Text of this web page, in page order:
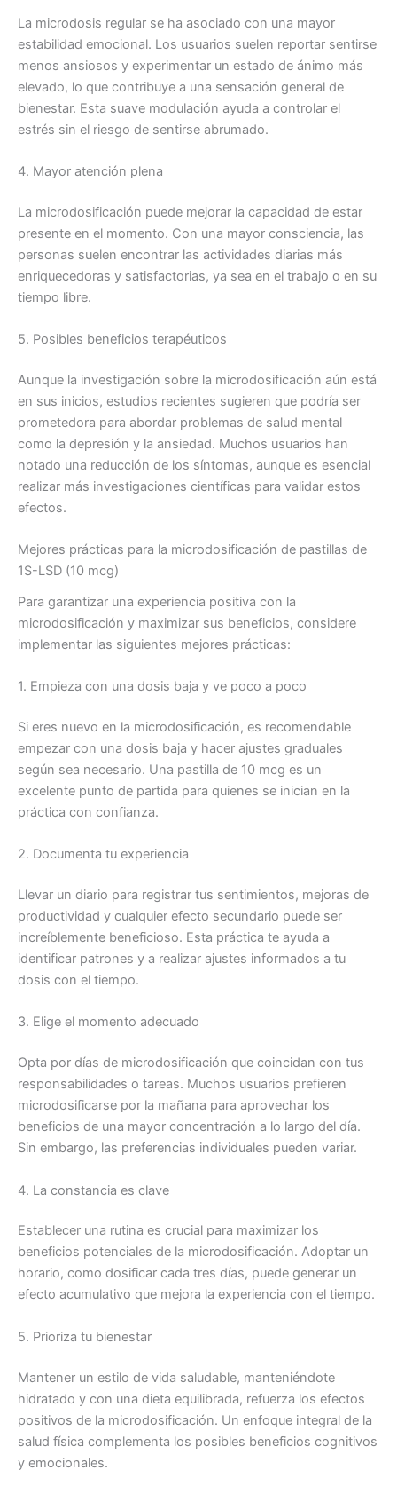
La microdosis regular se ha asociado con una mayor
estabilidad emocional. Los usuarios suelen reportar sentirse
menos ansiosos y experimentar un estado de ánimo más
elevado, lo que contribuye a una sensación general de
bienestar. Esta suave modulación ayuda a controlar el
estrés sin el riesgo de sentirse abrumado.
4. Mayor atención plena
La microdosificación puede mejorar la capacidad de estar
presente en el momento. Con una mayor consciencia, las
personas suelen encontrar las actividades diarias más
enriquecedoras y satisfactorias, ya sea en el trabajo o en su
tiempo libre.
5. Posibles beneficios terapéuticos
Aunque la investigación sobre la microdosificación aún está
en sus inicios, estudios recientes sugieren que podría ser
prometedora para abordar problemas de salud mental
como la depresión y la ansiedad. Muchos usuarios han
notado una reducción de los síntomas, aunque es esencial
realizar más investigaciones científicas para validar estos
efectos.
Mejores prácticas para la microdosificación de pastillas de
1S-LSD (10 mcg)
Para garantizar una experiencia positiva con la
microdosificación y maximizar sus beneficios, considere
implementar las siguientes mejores prácticas:
1. Empieza con una dosis baja y ve poco a poco
Si eres nuevo en la microdosificación, es recomendable
empezar con una dosis baja y hacer ajustes graduales
según sea necesario. Una pastilla de 10 mcg es un
excelente punto de partida para quienes se inician en la
práctica con confianza.
2. Documenta tu experiencia
Llevar un diario para registrar tus sentimientos, mejoras de
productividad y cualquier efecto secundario puede ser
increíblemente beneficioso. Esta práctica te ayuda a
identificar patrones y a realizar ajustes informados a tu
dosis con el tiempo.
3. Elige el momento adecuado
Opta por días de microdosificación que coincidan con tus
responsabilidades o tareas. Muchos usuarios prefieren
microdosificarse por la mañana para aprovechar los
beneficios de una mayor concentración a lo largo del día.
Sin embargo, las preferencias individuales pueden variar.
4. La constancia es clave
Establecer una rutina es crucial para maximizar los
beneficios potenciales de la microdosificación. Adoptar un
horario, como dosificar cada tres días, puede generar un
efecto acumulativo que mejora la experiencia con el tiempo.
5. Prioriza tu bienestar
Mantener un estilo de vida saludable, manteniéndote
hidratado y con una dieta equilibrada, refuerza los efectos
positivos de la microdosificación. Un enfoque integral de la
salud física complementa los posibles beneficios cognitivos
y emocionales.